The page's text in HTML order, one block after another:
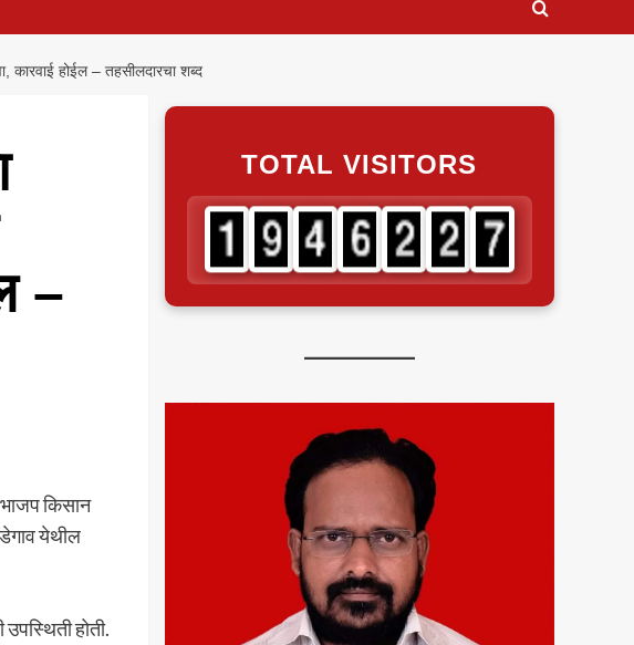
कारवाई होईल – तहसीलदारचा शब्द
–
किसान
येथील
होती.
TOTAL VISITORS